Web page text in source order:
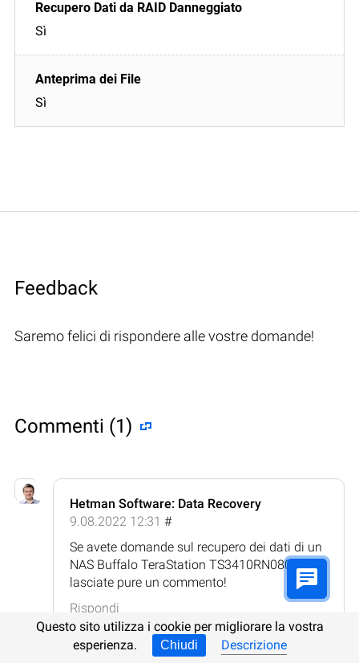
Sì
Sì
Feedback
Saremo felici di rispondere alle vostre domande!
Commenti (1)
Hetman Software: Data Recovery
9.08.2022 12:31 #
Se avete domande sul recupero dei dati di un
NAS Buffalo TeraStation TS3410RN0802,
lasciate pure un commento!
Rispondi
Questo sito utilizza i cookie per migliorare la vostra
esperienza.
Chiudi Descrizione